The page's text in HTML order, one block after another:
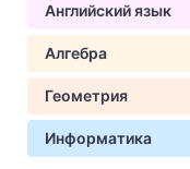
Английский язык
Алгебра
Геометрия
Информатика